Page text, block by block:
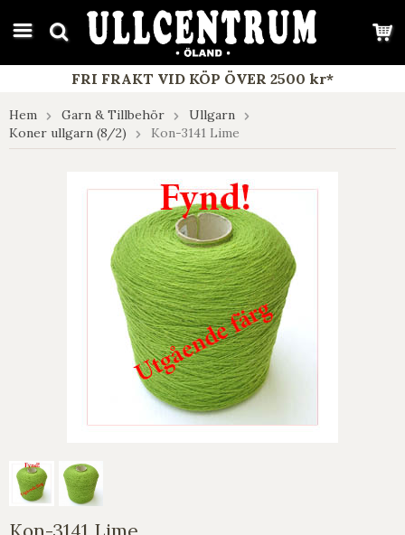
google-site-verification: google7e4b1026db5d9f32.html
FRI FRAKT VID KÖP ÖVER 2500 kr*
Hem Garn & Tillbehör
Ullgarn
Koner ullgarn (8/2)
Kon-3141 Lime